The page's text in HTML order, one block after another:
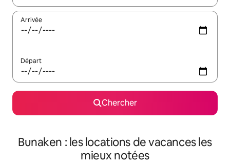
Arrivée
Départ
Chercher
Bunaken : les locations de vacances les
mieux notées